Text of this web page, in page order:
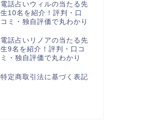
電話占いウィルの当たる先
生10名を紹介！評判・口
コミ・独自評価で丸わかり
電話占いリノアの当たる先
生9名を紹介！評判・口コ
ミ・独自評価で丸わかり
特定商取引法に基づく表記